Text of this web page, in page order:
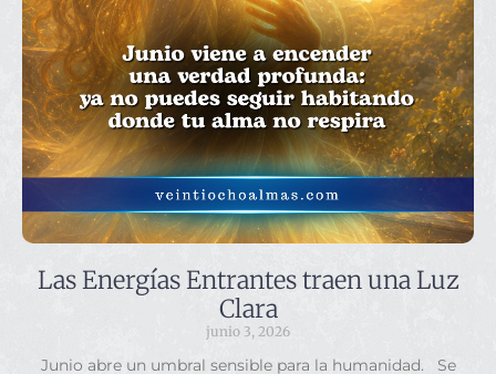
Las Energías Entrantes traen una Luz
Clara
junio 3, 2026
Junio abre un umbral sensible para la humanidad. Se